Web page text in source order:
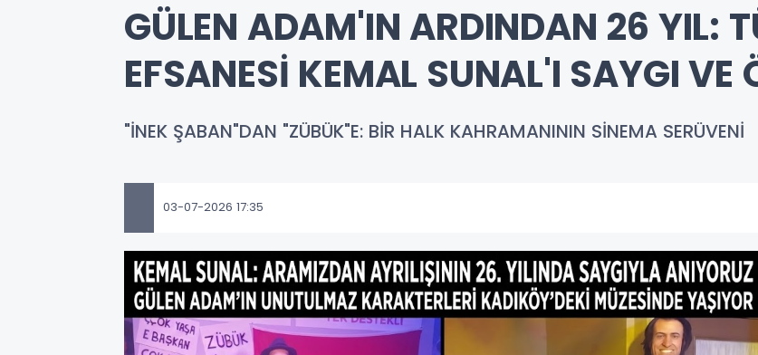
GÜLEN ADAM'IN ARDINDAN 26 YIL:
EFSANESİ KEMAL SUNAL'I SAYGI VE
"İNEK ŞABAN"DAN "ZÜBÜK"E: BİR HALK KAHRAMANININ SİNEMA SERÜVENİ
03-07-2026 17:35